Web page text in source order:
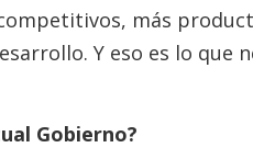
más
Y eso es lo que
Gobierno?